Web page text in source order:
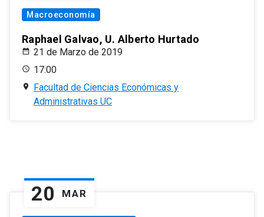
Macroeconomía
Raphael Galvao, U. Alberto Hurtado
21 de Marzo de 2019
17:00
Facultad de Ciencias Económicas y
Administrativas UC
20 MAR